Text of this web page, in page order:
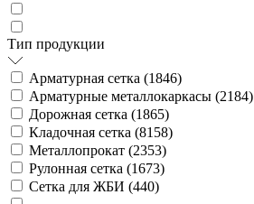
Тип продукции
Арматурная сетка (1846)
Арматурные металлокаркасы (2184)
Дорожная сетка (1865)
Кладочная сетка (8158)
Металлопрокат (2353)
Рулонная сетка (1673)
Сетка для ЖБИ (440)